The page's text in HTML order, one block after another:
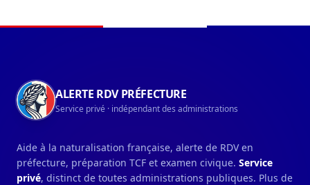
ALERTE RDV PRÉFECTURE
Service privé · indépendant des administrations
Aide à la naturalisation française, alerte de RDV en
préfecture, préparation TCF et examen civique. Service
privé, distinct de toutes administrations publiques. Plus de